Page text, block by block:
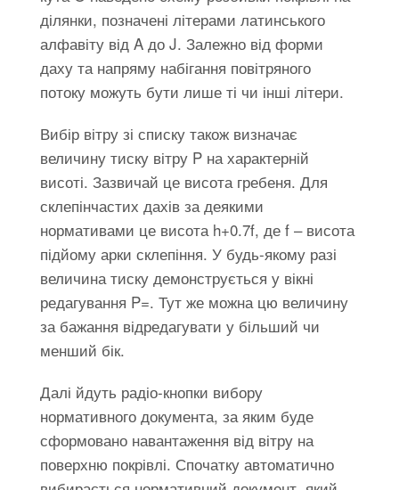
ділянки, позначені літерами латинського
алфавіту від A до J. Залежно від форми
даху та напряму набігання повітряного
потоку можуть бути лише ті чи інші літери.
Вибір вітру зі списку також визначає
величину тиску вітру P на характерній
висоті. Зазвичай це висота гребеня. Для
склепінчастих дахів за деякими
нормативами це висота h+0.7f, де f – висота
підйому арки склепіння. У будь-якому разі
величина тиску демонструється у вікні
редагування P=. Тут же можна цю величину
за бажання відредагувати у більший чи
менший бік.
Далі йдуть радіо-кнопки вибору
нормативного документа, за яким буде
сформовано навантаження від вітру на
поверхню покрівлі. Спочатку автоматично